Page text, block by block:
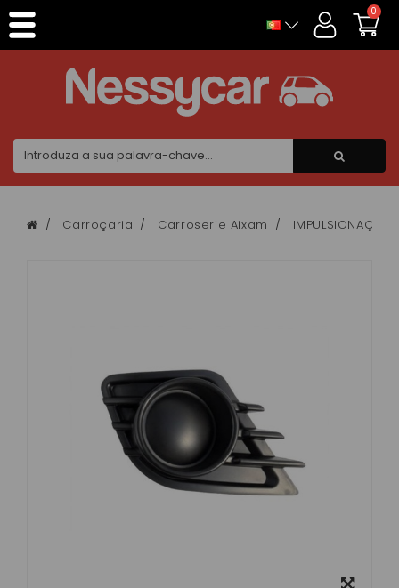
0
Carroçaria Carroserie Aixam IMPULSIONAÇÃO
Painel de Gerenciamento de Cookies